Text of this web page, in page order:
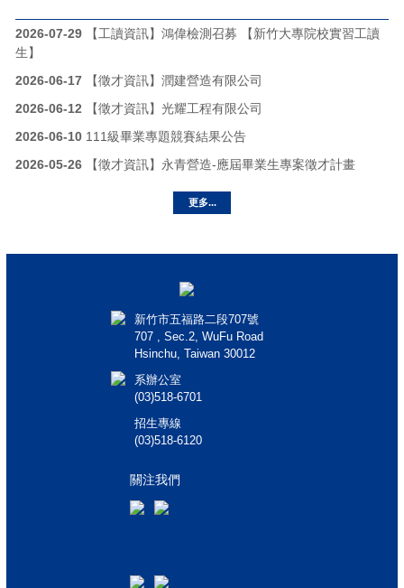
2026-07-29
【工讀資訊】鴻偉檢測召募 【新竹大專院校實習工讀
生】
2026-06-17
【徵才資訊】潤建營造有限公司
2026-06-12
【徵才資訊】光耀工程有限公司
2026-06-10 111級畢業專題競賽結果公告
2026-05-26
【徵才資訊】永青營造-應屆畢業生專案徵才計畫
更多...
新竹市五福路二段707號
707 , Sec.2, WuFu Road
Hsinchu, Taiwan 30012
系辦公室
(03)518-6701
招生專線
(03)518-6120
關注我們